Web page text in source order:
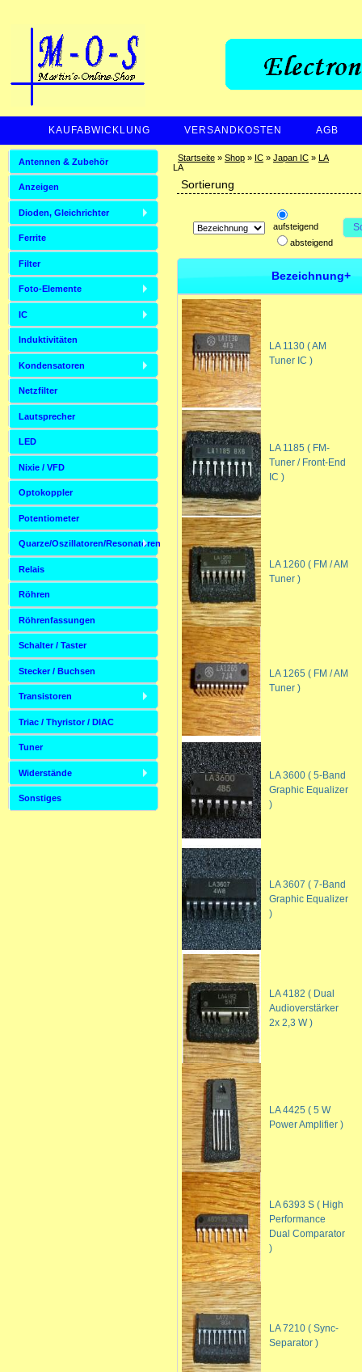
KAUFABWICKLUNG VERSANDKOSTEN AGB
ZAHLUNGSARTEN Startseite» Shop» IC» Japan IC» LA
LA
Sortierung
aufsteigend
absteigend
Bezeichnung+
LA 1130 ( AM
Tuner IC )
LA 1185 ( FM-
Tuner / Front-End
IC )
LA 1260 ( FM / AM
Tuner )
LA 1265 ( FM / AM
Tuner )
LA 3600 ( 5-Band
Graphic Equalizer
)
LA 3607 ( 7-Band
Graphic Equalizer
)
LA 4182 ( Dual
Audioverstärker
2x 2,3 W )
LA 4425 ( 5 W
Power Amplifier )
LA 6393 S ( High
Performance
Dual Comparator
)
LA 7210 ( Sync-
Separator )
Antennen & Zubehör
Anzeigen
Dioden, Gleichrichter
Ferrite
Filter
Foto-Elemente
IC
Induktivitäten
Kondensatoren
Netzfilter
Lautsprecher
LED
Nixie / VFD
Optokoppler
Potentiometer
Quarze/Oszillatoren/Resonatoren
Relais
Röhren
Röhrenfassungen
Schalter / Taster
Stecker / Buchsen
Transistoren
Triac / Thyristor / DIAC
Tuner
Widerstände
Sonstiges